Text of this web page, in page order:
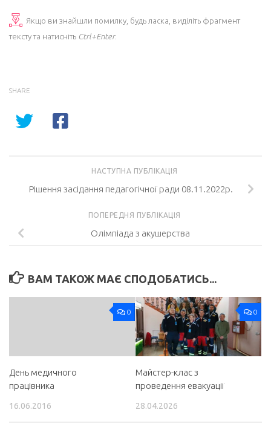
Якщо ви знайшли помилку, будь ласка, виділіть фрагмент
тексту та натисніть Ctrl+Enter.
SHARE
НАСТУПНА ПУБЛІКАЦІЯ
Рішення засідання педагогічної ради 08.11.2022р.
ПОПЕРЕДНЯ ПУБЛІКАЦІЯ
Олімпіада з акушерства
ВАМ ТАКОЖ МАЄ СПОДОБАТИСЬ...
0
День медичного
працівника
16.06.2016
0
Майстер-клас з
проведення евакуації
28.04.2026